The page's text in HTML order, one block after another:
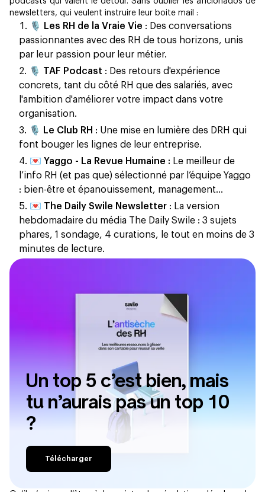
newsletters, qui veulent instruire leur boite mail :
🎙️ Les RH de la Vraie Vie : Des conversations
passionnantes avec des RH de tous horizons, unis
par leur passion pour leur métier.
🎙️ TAF Podcast : Des retours d'expérience
concrets, tant du côté RH que des salariés, avec
l'ambition d'améliorer votre impact dans votre
organisation.
🎙️
Le Club RH : Une mise en lumière des DRH qui
font bouger les lignes de leur entreprise.
💌 Yaggo - La Revue Humaine : Le meilleur de
l’info RH (et pas que) sélectionné par l’équipe Yaggo
: bien-être et épanouissement, management...
💌 The Daily Swile Newsletter : La version
hebdomadaire du média The Daily Swile : 3 sujets
phares, 1 sondage, 4 curations, le tout en moins de 3
minutes de lecture.
Un top 5 c’est bien, mais
tu n’aurais pas un top 10
?
Télécharger